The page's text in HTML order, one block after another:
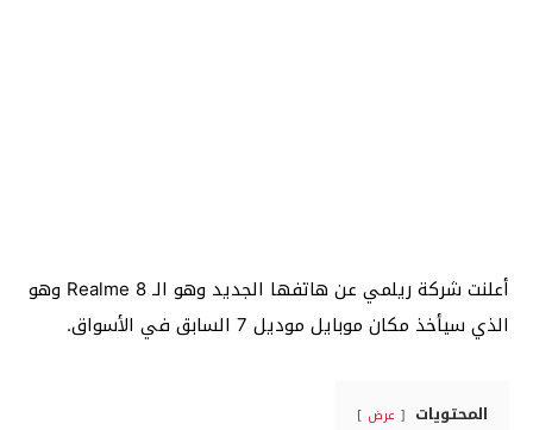
أعلنت شركة ريلمي عن هاتفها الجديد وهو الـ Realme 8 وهو
الذي سيأخذ مكان موبايل موديل 7 السابق في الأسواق.
المحتويات عرض